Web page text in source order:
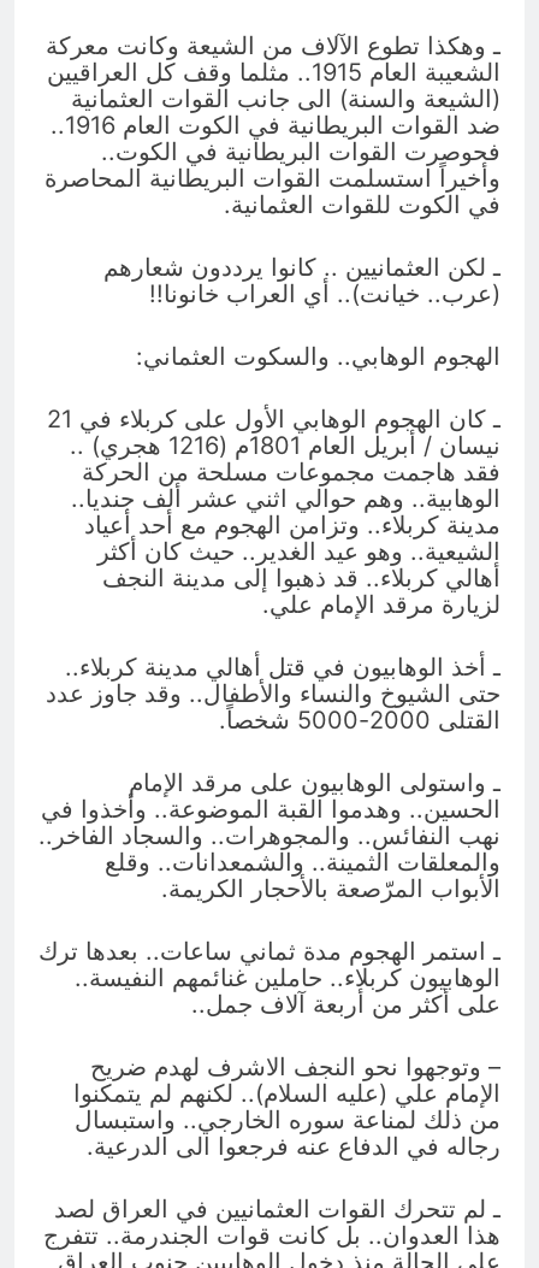
ـ وهكذا تطوع الآلاف من الشيعة وكانت معركة
الشعيبة العام 1915.. مثلما وقف كل العراقيين
(الشيعة والسنة) الى جانب القوات العثمانية
ضد القوات البريطانية في الكوت العام 1916..
فحوصرت القوات البريطانية في الكوت..
وأخيراً استسلمت القوات البريطانية المحاصرة
في الكوت للقوات العثمانية.
ـ لكن العثمانيين .. كانوا يرددون شعارهم
(عرب.. خيانت).. أي العراب خانونا!!
الهجوم الوهابي.. والسكوت العثماني:
ـ كان الهجوم الوهابي الأول على كربلاء في 21
نيسان / أبريل العام 1801م (1216 هجري) ..
فقد هاجمت مجموعات مسلحة من الحركة
الوهابية.. وهم حوالي اثني عشر ألف جنديا..
مدينة كربلاء.. وتزامن الهجوم مع أحد أعياد
الشيعية.. وهو عيد الغدير.. حيث كان أكثر
أهالي كربلاء.. قد ذهبوا إلى مدينة النجف
لزيارة مرقد الإمام علي.
ـ أخذ الوهابيون في قتل أهالي مدينة كربلاء..
حتى الشيوخ والنساء والأطفال.. وقد جاوز عدد
القتلى 2000-5000 شخصاً.
ـ واستولى الوهابيون على مرقد الإمام
الحسين.. وهدموا القبة الموضوعة.. وأخذوا في
نهب النفائس.. والمجوهرات.. والسجاد الفاخر..
والمعلقات الثمينة.. والشمعدانات.. وقلع
الأبواب المرّصعة بالأحجار الكريمة.
ـ استمر الهجوم مدة ثماني ساعات.. بعدها ترك
الوهابيون كربلاء.. حاملين غنائمهم النفيسة..
على أكثر من أربعة آلاف جمل..
– وتوجهوا نحو النجف الاشرف لهدم ضريح
الإمام علي (عليه السلام).. لكنهم لم يتمكنوا
من ذلك لمناعة سوره الخارجي.. واستبسال
رجاله في الدفاع عنه فرجعوا الى الدرعية.
ـ لم تتحرك القوات العثمانيين في العراق لصد
هذا العدوان.. بل كانت قوات الجندرمة.. تتفرج
على الحالة منذ دخول الوهابيين جنوب العراق